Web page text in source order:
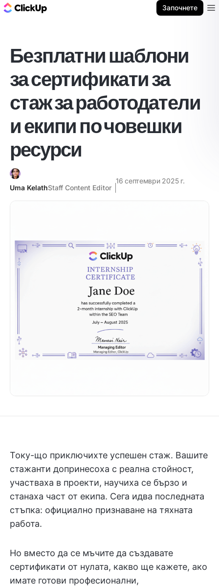
Започнете
Безплатни шаблони
за сертификати за
стаж за работодатели
и екипи по човешки
ресурси
Uma KelathStaff Content Editor
16 септември 2025 г.
Току-що приключихте успешен стаж. Вашите
стажанти допринесоха с реална стойност,
участваха в проекти, научиха се бързо и
станаха част от екипа. Сега идва последната
стъпка: официално признаване на тяхната
работа.
Но вместо да се мъчите да създавате
сертификати от нулата, какво ще кажете, ако
имате готови професионални,